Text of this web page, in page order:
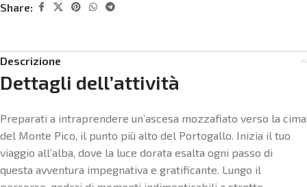
Share:
Descrizione
Dettagli dell’attività
Preparati a intraprendere un’ascesa mozzafiato verso la cima
del Monte Pico, il punto più alto del Portogallo. Inizia il tuo
viaggio all’alba, dove la luce dorata esalta ogni passo di
questa avventura impegnativa e gratificante. Lungo il